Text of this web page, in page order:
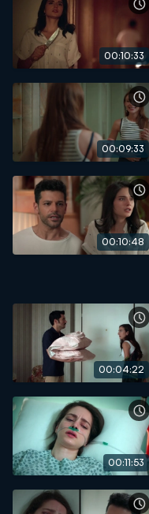
00:10:33
00:09:33
00:10:48
00:04:22
00:11:53